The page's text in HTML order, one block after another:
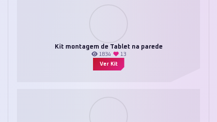
Kit montagem de Tablet na parede
1834
13
Ver Kit